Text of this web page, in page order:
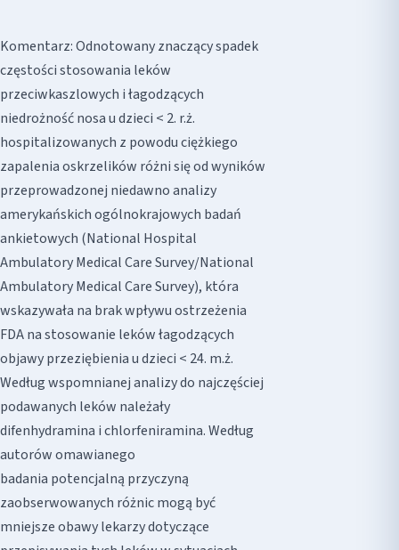
Komentarz: Odnotowany znaczący spadek
częstości stosowania leków
przeciwkaszlowych i łagodzących
niedrożność nosa u dzieci < 2. r.ż.
hospitalizowanych z powodu ciężkiego
zapalenia oskrzelików różni się od wyników
przeprowadzonej niedawno analizy
amerykańskich ogólnokrajowych badań
ankietowych (National Hospital
Ambulatory Medical Care Survey/National
Ambulatory Medical Care Survey), która
wskazywała na brak wpływu ostrzeżenia
FDA na stosowanie leków łagodzących
objawy przeziębienia u dzieci < 24. m.ż.
Według wspomnianej analizy do najczęściej
podawanych leków należały
difenhydramina i chlorfeniramina. Według
autorów omawianego
badania potencjalną przyczyną
zaobserwowanych różnic mogą być
mniejsze obawy lekarzy dotyczące